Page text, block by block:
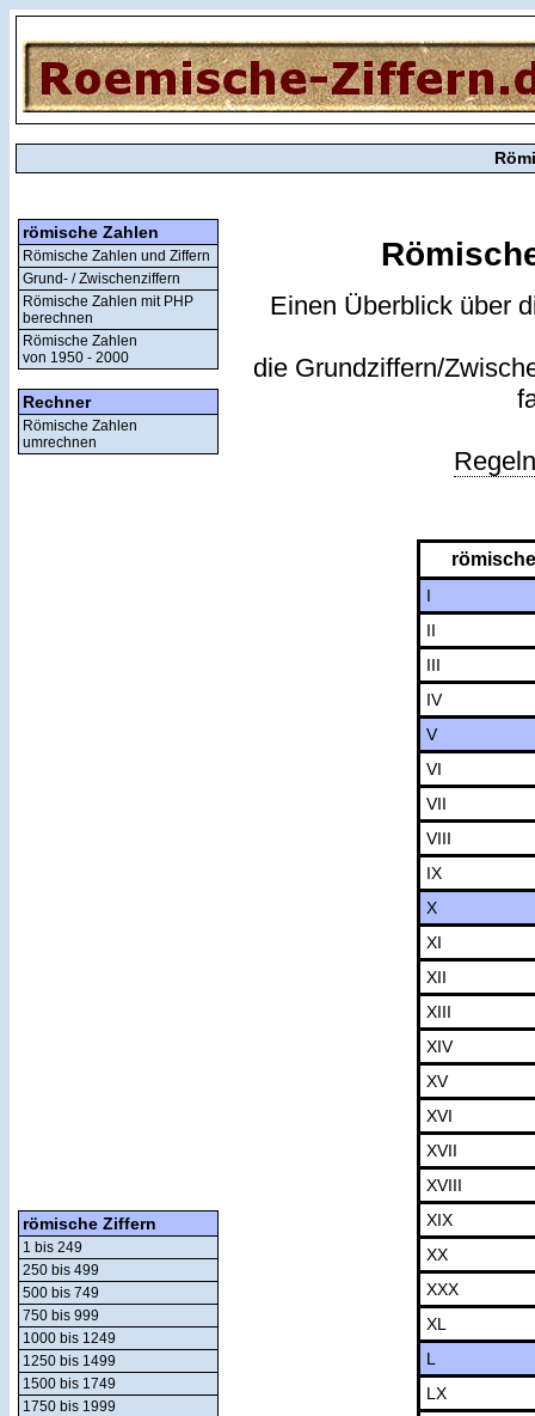
römische Zahlen
Römische Zahlen und Ziffern
Grund- / Zwischenziffern
Römische Zahlen mit PHP
berechnen
Römische Zahlen
von 1950 - 2000
Rechner
Römische Zahlen
umrechnen
römische Ziffern
1 bis 249
250 bis 499
500 bis 749
750 bis 999
1000 bis 1249
1250 bis 1499
1500 bis 1749
1750 bis 1999
Einen Überblick über
die Grundziffern/
I
II
III
IV
V
VI
VII
VIII
IX
X
XI
XII
XIII
XIV
XV
XVI
XVII
XVIII
XIX
XX
XXX
XL
L
LX